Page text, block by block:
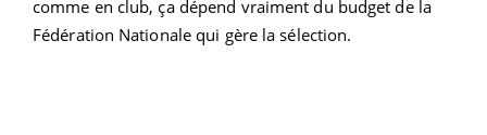
comme en club, ça dépend vraiment du budget de la
Fédération Nationale qui gère la sélection.